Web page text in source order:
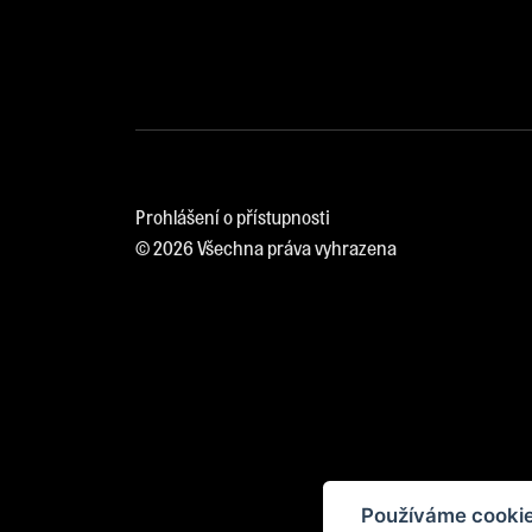
Prohlášení o přístupnosti
© 2026 Všechna práva vyhrazena
Používáme